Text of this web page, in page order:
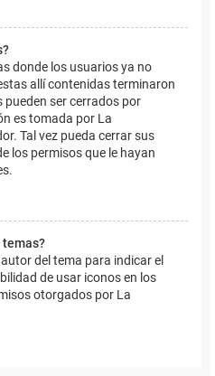
donde los usuarios ya no
allí contenidas terminaron
ser cerrados por
es tomada por La
Tal vez pueda cerrar sus
los permisos que le hayan
temas?
del tema para indicar el
de usar iconos en los
otorgados por La